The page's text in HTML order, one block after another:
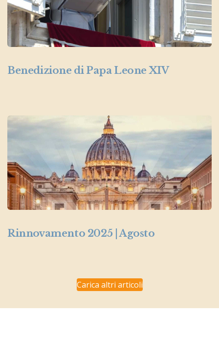
Benedizione di Papa Leone XIV
Rinnovamento 2025 | Agosto
Carica altri articoli